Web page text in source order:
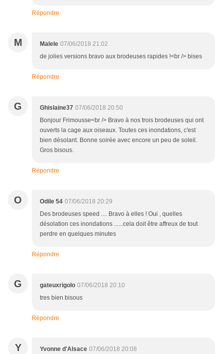
Répondre
M Malele 07/06/2018 21:02
de jolies versions bravo aux brodeuses rapides !<br /> bises
Répondre
G Ghislaine37 07/06/2018 20:50
Bonjour Frimousse<br /> Bravo à nos trois brodeuses qui ont
ouverts la cage aux oiseaux. Toutes ces inondations, c'est
bien désolant. Bonne soirée avec encore un peu de soleil.
Gros bisous.
Répondre
O Odile 54 07/06/2018 20:29
Des brodeuses speed .... Bravo à elles ! Oui , quelles
désolation ces inondations ......cela doit être affreux de tout
perdre en quelques minutes
Répondre
G gateuxrigolo 07/06/2018 20:10
tres bien bisous
Répondre
Y Yvonne d'Alsace 07/06/2018 20:08